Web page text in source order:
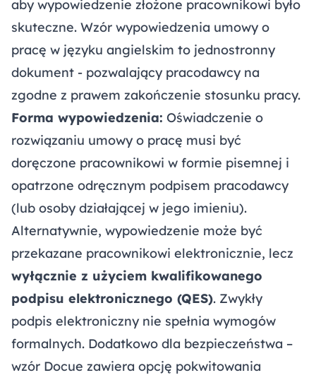
aby wypowiedzenie złożone pracownikowi było
skuteczne. Wzór wypowiedzenia umowy o
pracę w języku angielskim to jednostronny
dokument - pozwalający pracodawcy na
zgodne z prawem zakończenie stosunku pracy.
Forma wypowiedzenia: Oświadczenie o
rozwiązaniu umowy o pracę musi być
doręczone pracownikowi w formie pisemnej i
opatrzone odręcznym podpisem pracodawcy
(lub osoby działającej w jego imieniu).
Alternatywnie, wypowiedzenie może być
przekazane pracownikowi elektronicznie, lecz
wyłącznie z użyciem kwalifikowanego
podpisu elektronicznego (QES). Zwykły
podpis elektroniczny nie spełnia wymogów
formalnych. Dodatkowo dla bezpieczeństwa –
wzór Docue zawiera opcję pokwitowania